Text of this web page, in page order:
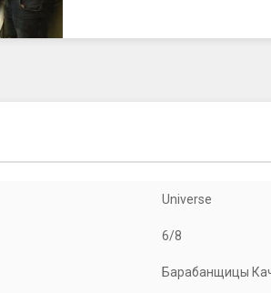
Universe
6/8
Барабанщицы